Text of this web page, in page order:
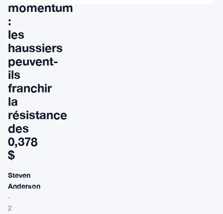
momentum
:
les
haussiers
peuvent-
ils
franchir
la
résistance
des
0,378
$
Steven
Anderson
·
2